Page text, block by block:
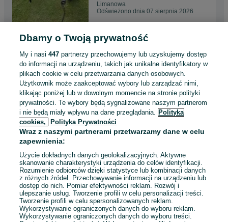
Limanowa
Odświeżono dnia 07 sierpnia 2026
Mechanizm rębaka do gałęzi
drewna drzewa rembak Ursus
Zetor
2 999 zł
Turek
Odświeżono dnia 07 sierpnia 2026
Łyżka ze szczotką, z
zamiatarką Ładowacz czołowy
Oborniki
Odświeżono dnia 07 sierpnia 2026
Dbamy o Twoją prywatność
My i nasi447 partnerzy przechowujemy lub uzyskujemy dostęp
do informacji na urządzeniu, takich jak unikalne identyfikatory w
plikach cookie w celu przetwarzania danych osobowych.
Użytkownik może zaakceptować wybory lub zarządzać nimi,
klikając poniżej lub w dowolnym momencie na stronie polityki
prywatności. Te wybory będą sygnalizowane naszym partnerom
i nie będą miały wpływu na dane przeglądania. Polityka
cookies,
Polityka Prywatności
Wraz z naszymi partnerami przetwarzamy dane w celu
zapewnienia:
Użycie dokładnych danych geolokalizacyjnych. Aktywne
skanowanie charakterystyki urządzenia do celów identyfikacji.
Rozumienie odbiorców dzięki statystyce lub kombinacji danych
z różnych źródeł. Przechowywanie informacji na urządzeniu lub
dostęp do nich. Pomiar efektywności reklam. Rozwój i
ulepszanie usług. Tworzenie profili w celu personalizacji treści.
Tworzenie profili w celu spersonalizowanych reklam.
Wykorzystywanie ograniczonych danych do wyboru reklam.
Wykorzystywanie ograniczonych danych do wyboru treści.